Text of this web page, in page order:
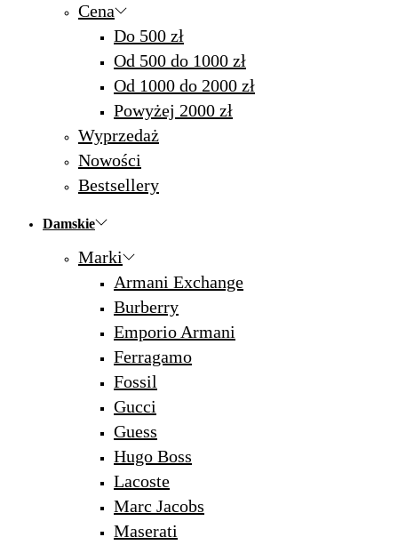
Cena
Do 500 zł
Od 500 do 1000 zł
Od 1000 do 2000 zł
Powyżej 2000 zł
Wyprzedaż
Nowości
Bestsellery
Damskie
Marki
Armani Exchange
Burberry
Emporio Armani
Ferragamo
Fossil
Gucci
Guess
Hugo Boss
Lacoste
Marc Jacobs
Maserati